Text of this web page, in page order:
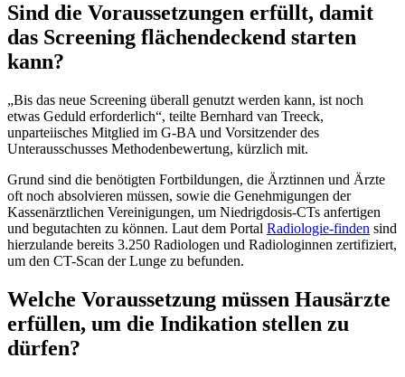
Sind die Voraussetzungen erfüllt, damit
das Screening flächendeckend starten
kann?
„Bis das neue Screening überall genutzt werden kann, ist noch
etwas Geduld erforderlich“, teilte Bernhard van Treeck,
unparteiisches Mitglied im G-BA und Vorsitzender des
Unterausschusses Methodenbewertung, kürzlich mit.
Grund sind die benötigten Fortbildungen, die Ärztinnen und Ärzte
oft noch absolvieren müssen, sowie die Genehmigungen der
Kassenärztlichen Vereinigungen, um Niedrigdosis-CTs anfertigen
und begutachten zu können. Laut dem Portal Radiologie-finden sind
hierzulande bereits 3.250 Radiologen und Radiologinnen zertifiziert,
um den CT-Scan der Lunge zu befunden.
Welche Voraussetzung müssen Hausärzte
erfüllen, um die Indikation stellen zu
dürfen?